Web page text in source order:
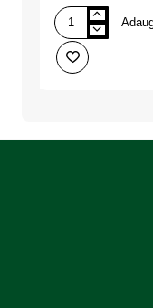
Bec
camion
24v
h1